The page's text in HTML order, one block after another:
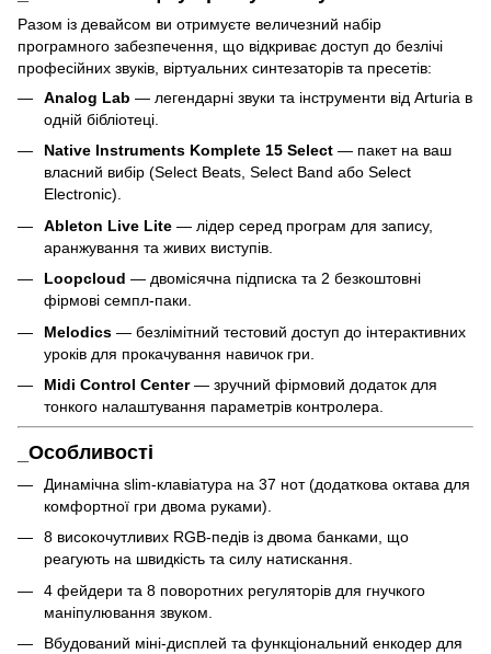
Разом із девайсом ви отримуєте величезний набір
програмного забезпечення, що відкриває доступ до безлічі
професійних звуків, віртуальних синтезаторів та пресетів:
Analog Lab — легендарні звуки та інструменти від Arturia в
одній бібліотеці.
Native Instruments Komplete 15 Select — пакет на ваш
власний вибір (Select Beats, Select Band або Select
Electronic).
Ableton Live Lite — лідер серед програм для запису,
аранжування та живих виступів.
Loopcloud — двомісячна підписка та 2 безкоштовні
фірмові семпл-паки.
Melodics — безлімітний тестовий доступ до інтерактивних
уроків для прокачування навичок гри.
Midi Control Center— зручний фірмовий додаток для
тонкого налаштування параметрів контролера.
_Особливості
Динамічна slim-клавіатура на 37 нот (додаткова октава для
комфортної гри двома руками).
8 високочутливих RGB-педів із двома банками, що
реагують на швидкість та силу натискання.
4 фейдери та 8 поворотних регуляторів для гнучкого
маніпулювання звуком.
Вбудований міні-дисплей та функціональний енкодер для